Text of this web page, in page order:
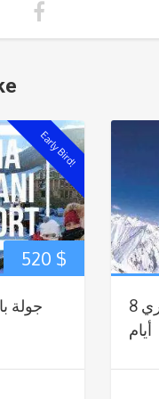
Early Bird!
520 $
جولة
التزلج الرائع في جوداوري 8
أيام